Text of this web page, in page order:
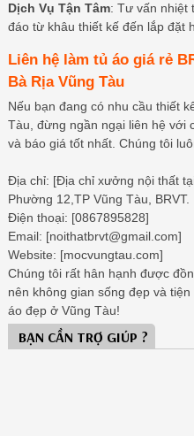
Dịch Vụ Tận Tâm: Tư vấn nhiệt
đáo từ khâu thiết kế đến lắp đặt
Liên hệ làm tủ áo giá rẻ
Bà Rịa Vũng Tàu
Nếu bạn đang có nhu cầu thiết
Tàu, đừng ngần ngại liên hệ với
và báo giá tốt nhất. Chúng tôi
Địa chỉ: [Địa chỉ xưởng nội thất
Phường 12,TP Vũng Tàu, BRVT.
Điện thoại: [0867895828]
Email: [noithatbrvt@gmail.com]
Website: [mocvungtau.com]
Chúng tôi rất hân hạnh được
nên không gian sống đẹp và
áo đẹp ở Vũng Tàu!
BẠN CẦN TRỢ GIÚP ?